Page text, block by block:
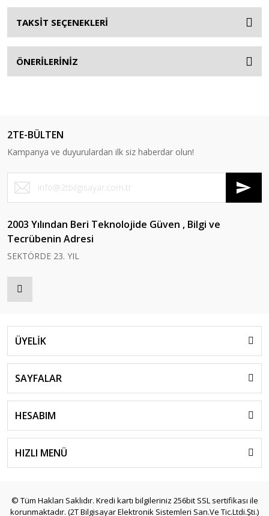
TAKSİT SEÇENEKLERİ
ÖNERİLERİNİZ
2TE-BÜLTEN
Kampanya ve duyurulardan ilk siz haberdar olun!
2003 Yılından Beri Teknolojide Güven , Bilgi ve
Tecrübenin Adresi
SEKTÖRDE 23. YIL
ÜYELİK
SAYFALAR
HESABIM
HIZLI MENÜ
© Tüm Hakları Saklıdır. Kredi kartı bilgileriniz 256bit SSL sertifikası ile
korunmaktadır. (2T Bilgisayar Elektronik Sistemleri San.Ve Tic.Ltdi.Şti.)